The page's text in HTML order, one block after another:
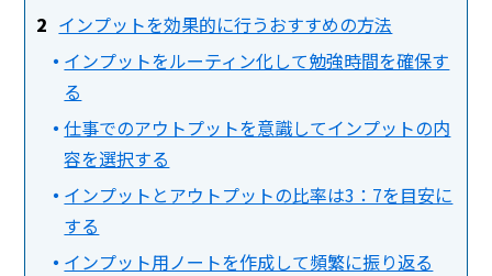
インプットを効果的に行うおすすめの方法
インプットをルーティン化して勉強時間を確保す
る
仕事でのアウトプットを意識してインプットの内
容を選択する
インプットとアウトプットの比率は3：7を目安に
する
インプット用ノートを作成して頻繁に振り返る